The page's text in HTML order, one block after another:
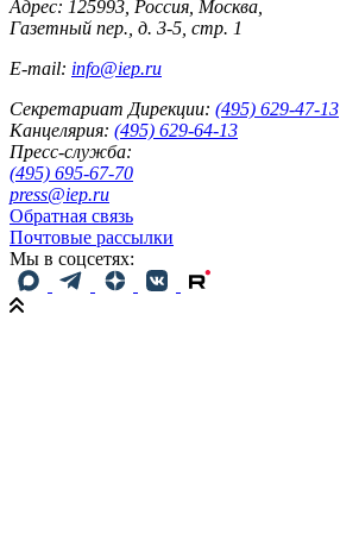
Адрес: 125993, Россия, Москва,
Газетный пер., д. 3-5, стр. 1
E-mail: info@iep.ru
Секретариат Дирекции: (495) 629-47-13
Канцелярия: (495) 629-64-13
Пресс-служба:
(495) 695-67-70
press@iep.ru
Обратная связь
Почтовые рассылки
Мы в соцсетях: